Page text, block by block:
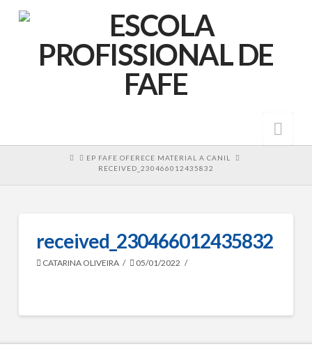
HOMEEP FAFE OFERECE MATERIAL A CANIL
RECEIVED_230466012435832
received_230466012435832
CATARINA OLIVEIRA 05/01/2022